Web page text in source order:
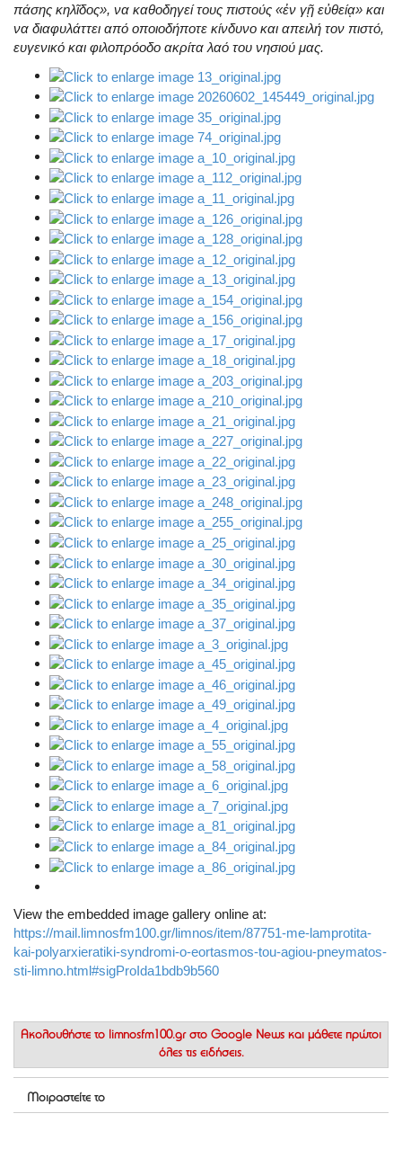
πάσης κηλῖδος», να καθοδηγεί τους πιστούς «ἐν γῇ εὐθείᾳ» και
να διαφυλάττει από οποιοδήποτε κίνδυνο και απειλή τον πιστό,
ευγενικό και φιλοπρόοδο ακρίτα λαό του νησιού μας.
View the embedded image gallery online at:
https://mail.limnosfm100.gr/limnos/item/87751-me-lamprotita-
kai-polyarxieratiki-syndromi-o-eortasmos-tou-agiou-pneymatos-
sti-limno.html#sigProIda1bdb9b560
Ακολουθήστε το limnosfm100.gr στο Google News και μάθετε πρώτοι
όλες τις ειδήσεις.
Μοιραστείτε το